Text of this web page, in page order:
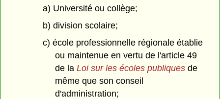
a) Université ou collège;
b) division scolaire;
c) école professionnelle régionale établie
ou maintenue en vertu de l'article 49
de laLoi sur les écoles publiquesde
même que son conseil
d'administration;